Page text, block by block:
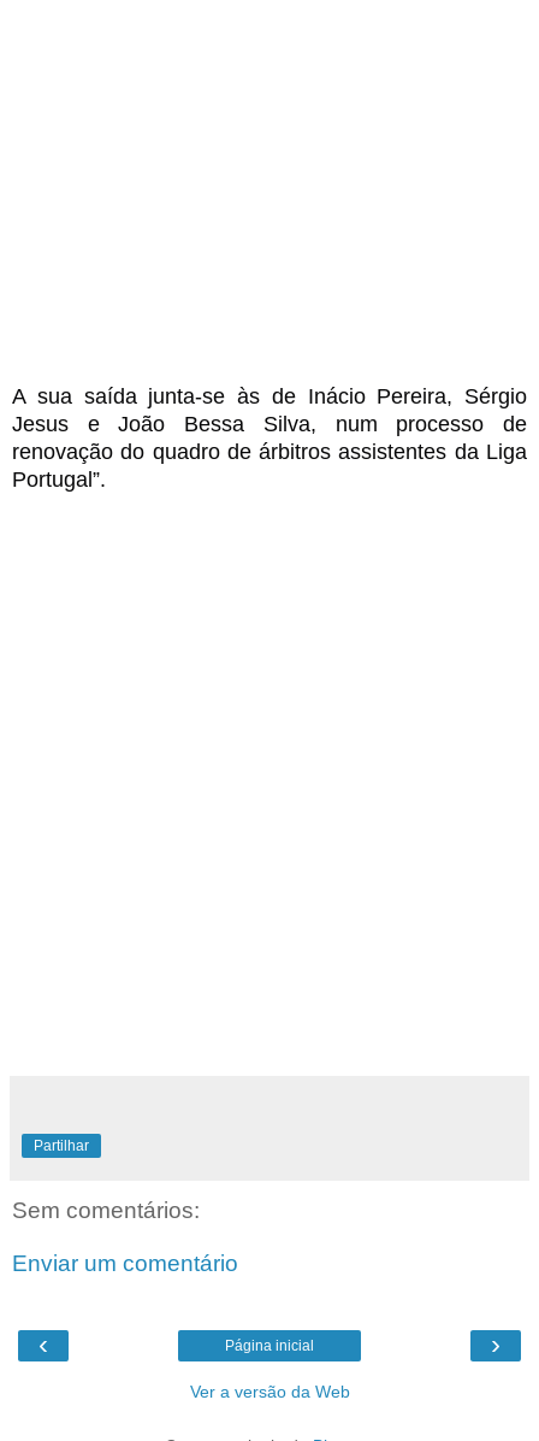
A sua saída junta-se às de Inácio Pereira, Sérgio
Jesus e João Bessa Silva, num processo de
renovação do quadro de árbitros assistentes da Liga
Portugal”.
Partilhar
Sem comentários:
Enviar um comentário
‹ ›
Página inicial
Ver a versão da Web